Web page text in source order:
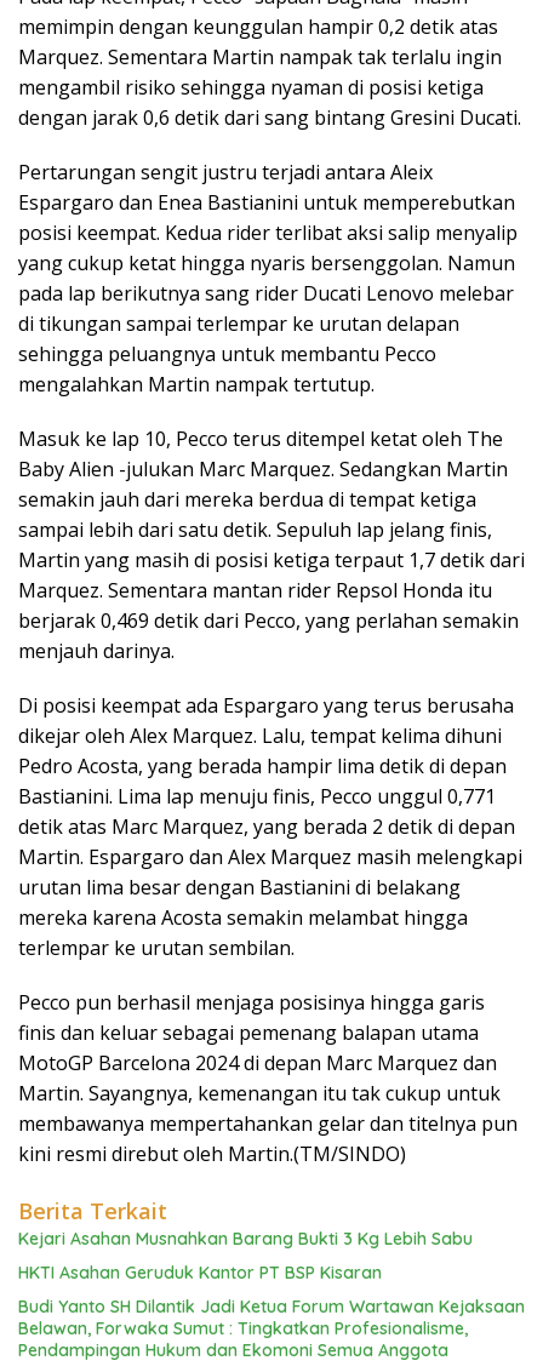
memimpin dengan keunggulan hampir 0,2 detik atas
Marquez. Sementara Martin nampak tak terlalu ingin
mengambil risiko sehingga nyaman di posisi ketiga
dengan jarak 0,6 detik dari sang bintang Gresini Ducati.
Pertarungan sengit justru terjadi antara Aleix
Espargaro dan Enea Bastianini untuk memperebutkan
posisi keempat. Kedua rider terlibat aksi salip menyalip
yang cukup ketat hingga nyaris bersenggolan. Namun
pada lap berikutnya sang rider Ducati Lenovo melebar
di tikungan sampai terlempar ke urutan delapan
sehingga peluangnya untuk membantu Pecco
mengalahkan Martin nampak tertutup.
Masuk ke lap 10, Pecco terus ditempel ketat oleh The
Baby Alien -julukan Marc Marquez. Sedangkan Martin
semakin jauh dari mereka berdua di tempat ketiga
sampai lebih dari satu detik. Sepuluh lap jelang finis,
Martin yang masih di posisi ketiga terpaut 1,7 detik dari
Marquez. Sementara mantan rider Repsol Honda itu
berjarak 0,469 detik dari Pecco, yang perlahan semakin
menjauh darinya.
Di posisi keempat ada Espargaro yang terus berusaha
dikejar oleh Alex Marquez. Lalu, tempat kelima dihuni
Pedro Acosta, yang berada hampir lima detik di depan
Bastianini. Lima lap menuju finis, Pecco unggul 0,771
detik atas Marc Marquez, yang berada 2 detik di depan
Martin. Espargaro dan Alex Marquez masih melengkapi
urutan lima besar dengan Bastianini di belakang
mereka karena Acosta semakin melambat hingga
terlempar ke urutan sembilan.
Pecco pun berhasil menjaga posisinya hingga garis
finis dan keluar sebagai pemenang balapan utama
MotoGP Barcelona 2024 di depan Marc Marquez dan
Martin. Sayangnya, kemenangan itu tak cukup untuk
membawanya mempertahankan gelar dan titelnya pun
kini resmi direbut oleh Martin.(TM/SINDO)
Berita Terkait
Kejari Asahan Musnahkan Barang Bukti 3 Kg Lebih Sabu
HKTI Asahan Geruduk Kantor PT BSP Kisaran
Budi Yanto SH Dilantik Jadi Ketua Forum Wartawan Kejaksaan
Belawan, Forwaka Sumut : Tingkatkan Profesionalisme,
Pendampingan Hukum dan Ekomoni Semua Anggota